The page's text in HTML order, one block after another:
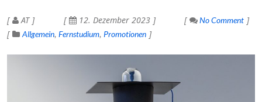
AT 12. Dezember 2023
No Comment
Allgemein Fernstudium Promotionen